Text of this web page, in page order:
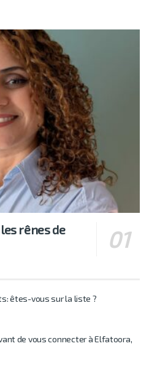
rênes de
êtes-vous sur la liste ?
de vous connecter à Elfatoora,